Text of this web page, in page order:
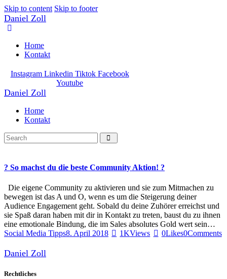
Skip to content Skip to footer
Daniel Zoll
Home
Kontakt
Instagram Linkedin Tiktok Facebook
Youtube
Daniel Zoll
Home
Kontakt
? So machst du die beste Community Aktion! ?
Die eigene Community zu aktivieren und sie zum Mitmachen zu
bewegen ist das A und O, wenn es um die Steigerung deiner
Audience Engagement geht. Sobald du deine Zuhörer erreichst und
sie Spaß daran haben mit dir in Kontakt zu treten, baust du zu ihnen
eine emotionale Bindung, die im Sales absolutes Gold wert sein…
Social Media Tipps8. April 2018 1KViews 0Likes0Comments
Daniel Zoll
Rechtliches